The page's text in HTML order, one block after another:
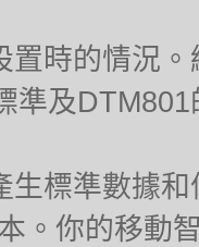
置時的情況
準及
生標準數據
。你的移動